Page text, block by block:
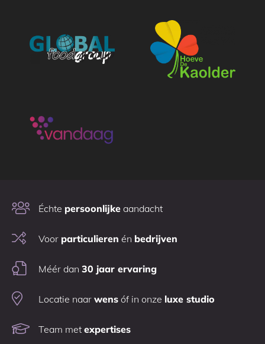
Échte persoonlijke aandacht
Voor particulieren én bedrijven
Méér dan 30 jaar ervaring
Locatie naar wens óf in onze luxe studio
Team met expertises